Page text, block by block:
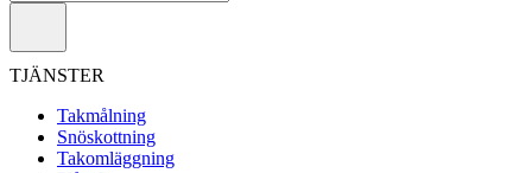
TJÄNSTER
Takmålning
Snöskottning
Takomläggning